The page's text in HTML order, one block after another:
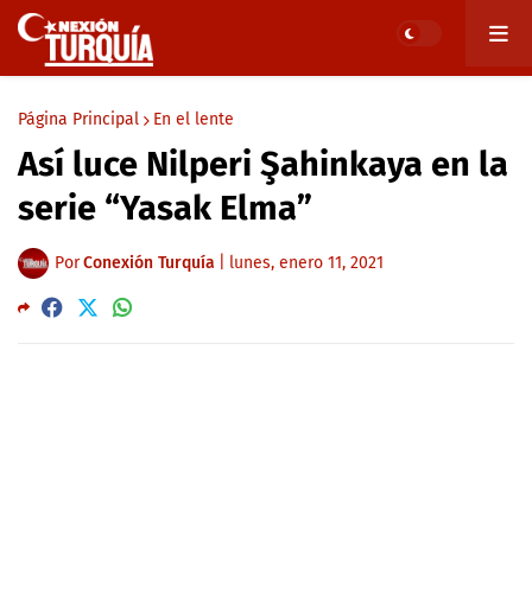
Página Principal En el lente
Así luce Nilperi Şahinkaya en la
serie “Yasak Elma”
PorConexión Turquía lunes, enero 11, 2021